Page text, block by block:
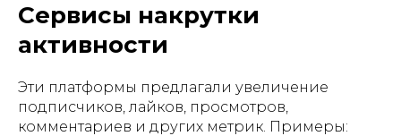
Сервисы накрутки
активности
Эти платформы предлагали увеличение
подписчиков, лайков, просмотров,
комментариев и других метрик. Примеры: